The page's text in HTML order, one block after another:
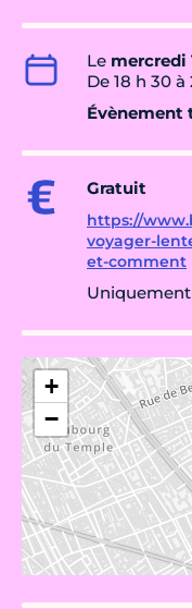
Le mercredi
De 18 h 30 à
Évènement
Gratuit
https://
voyager-
et-comment
+
−